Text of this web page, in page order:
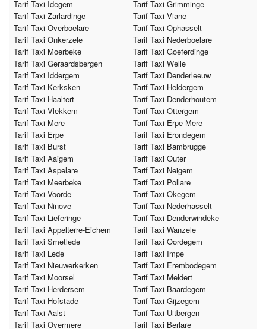
Tarif Taxi Idegem
Tarif Taxi Grimminge
Tarif Taxi Zarlardinge
Tarif Taxi Viane
Tarif Taxi Overboelare
Tarif Taxi Ophasselt
Tarif Taxi Onkerzele
Tarif Taxi Nederboelare
Tarif Taxi Moerbeke
Tarif Taxi Goeferdinge
Tarif Taxi Geraardsbergen
Tarif Taxi Welle
Tarif Taxi Iddergem
Tarif Taxi Denderleeuw
Tarif Taxi Kerksken
Tarif Taxi Heldergem
Tarif Taxi Haaltert
Tarif Taxi Denderhoutem
Tarif Taxi Vlekkem
Tarif Taxi Ottergem
Tarif Taxi Mere
Tarif Taxi Erpe-Mere
Tarif Taxi Erpe
Tarif Taxi Erondegem
Tarif Taxi Burst
Tarif Taxi Bambrugge
Tarif Taxi Aaigem
Tarif Taxi Outer
Tarif Taxi Aspelare
Tarif Taxi Neigem
Tarif Taxi Meerbeke
Tarif Taxi Pollare
Tarif Taxi Voorde
Tarif Taxi Okegem
Tarif Taxi Ninove
Tarif Taxi Nederhasselt
Tarif Taxi Lieferinge
Tarif Taxi Denderwindeke
Tarif Taxi Appelterre-Eichem
Tarif Taxi Wanzele
Tarif Taxi Smetlede
Tarif Taxi Oordegem
Tarif Taxi Lede
Tarif Taxi Impe
Tarif Taxi Nieuwerkerken
Tarif Taxi Erembodegem
Tarif Taxi Moorsel
Tarif Taxi Meldert
Tarif Taxi Herdersem
Tarif Taxi Baardegem
Tarif Taxi Hofstade
Tarif Taxi Gijzegem
Tarif Taxi Aalst
Tarif Taxi Uitbergen
Tarif Taxi Overmere
Tarif Taxi Berlare